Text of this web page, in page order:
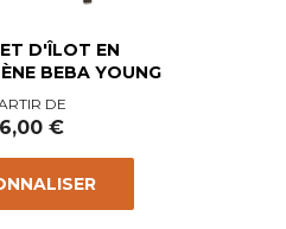
D'ÎLOT EN
BEBA YOUNG
PrixDE
€